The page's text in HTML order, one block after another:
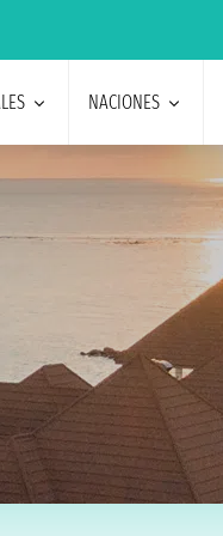
NACIONES